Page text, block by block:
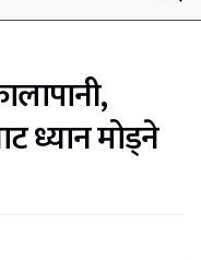
ध्यान मोड्ने